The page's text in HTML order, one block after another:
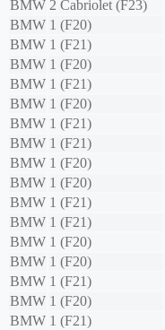
BMW 2 Cabriolet (F23)
BMW 1 (F20)
BMW 1 (F21)
BMW 1 (F20)
BMW 1 (F21)
BMW 1 (F20)
BMW 1 (F21)
BMW 1 (F21)
BMW 1 (F20)
BMW 1 (F20)
BMW 1 (F21)
BMW 1 (F21)
BMW 1 (F20)
BMW 1 (F20)
BMW 1 (F21)
BMW 1 (F20)
BMW 1 (F21)